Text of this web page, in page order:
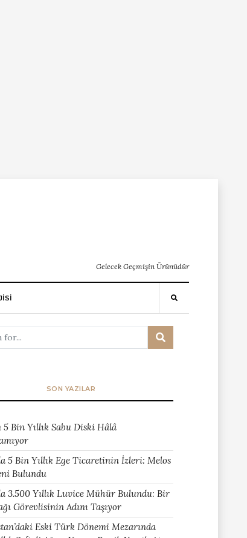
Gelecek Geçmişin Ürünüdür
SON YAZILAR
5 Bin Yıllık Sabu Diski Hâlâ
5 Bin Yıllık Ege Ticaretinin İzleri: Melos
Bulundu
3.500 Yıllık Luvice Mühür Bulundu: Bir
Görevlisinin Adını Taşıyor
Eski Türk Dönemi Mezarında